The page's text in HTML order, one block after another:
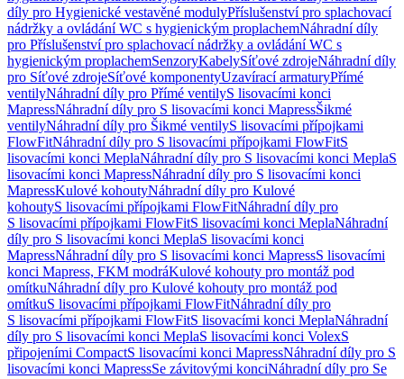
díly pro Hygienické vestavěné modulyPříslušenství pro splachovací
nádržky a ovládání WC s hygienickým proplachemNáhradní díly
pro Příslušenství pro splachovací nádržky a ovládání WC s
hygienickým proplachemSenzoryKabelySíťové zdrojeNáhradní díly
pro Síťové zdrojeSíťové komponentyUzavírací armaturyPřímé
ventilyNáhradní díly pro Přímé ventilyS lisovacími konci
MapressNáhradní díly pro S lisovacími konci MapressŠikmé
ventilyNáhradní díly pro Šikmé ventilyS lisovacími přípojkami
FlowFitNáhradní díly pro S lisovacími přípojkami FlowFitS
lisovacími konci MeplaNáhradní díly pro S lisovacími konci MeplaS
lisovacími konci MapressNáhradní díly pro S lisovacími konci
MapressKulové kohoutyNáhradní díly pro Kulové
kohoutyS lisovacími přípojkami FlowFitNáhradní díly pro
S lisovacími přípojkami FlowFitS lisovacími konci MeplaNáhradní
díly pro S lisovacími konci MeplaS lisovacími konci
MapressNáhradní díly pro S lisovacími konci MapressS lisovacími
konci Mapress, FKM modráKulové kohouty pro montáž pod
omítkuNáhradní díly pro Kulové kohouty pro montáž pod
omítkuS lisovacími přípojkami FlowFitNáhradní díly pro
S lisovacími přípojkami FlowFitS lisovacími konci MeplaNáhradní
díly pro S lisovacími konci MeplaS lisovacími konci VolexS
připojeními CompactS lisovacími konci MapressNáhradní díly pro S
lisovacími konci MapressSe závitovými konciNáhradní díly pro Se